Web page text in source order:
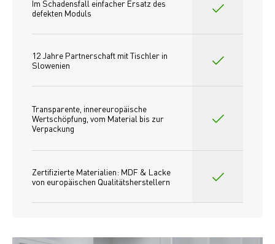
Im Schadensfall einfacher Ersatz des
defekten Moduls
12 Jahre Partnerschaft mit Tischler in
Slowenien
Transparente, innereuropäische
Wertschöpfung, vom Material bis zur
Verpackung
Zertifizierte Materialien: MDF & Lacke
von europäischen Qualitätsherstellern